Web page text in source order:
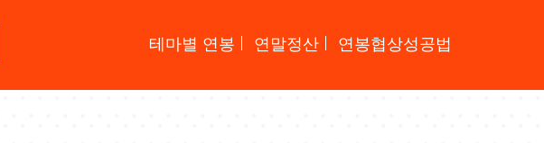
테마별 연봉 연말정산 연봉협상성공법